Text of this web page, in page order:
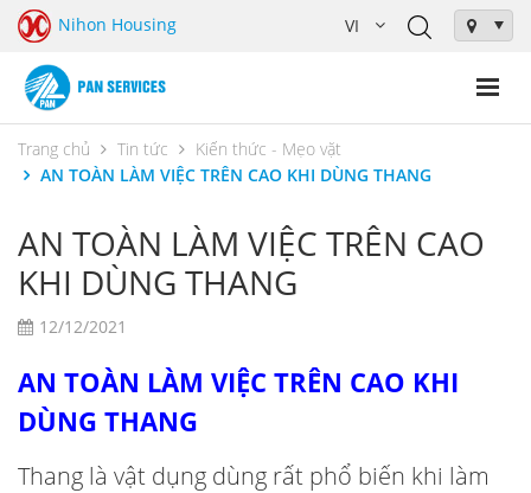
Nihon Housing
Trang chủ Tin tức
Kiến thức - Mẹo vặt
AN TOÀN LÀM VIỆC TRÊN CAO KHI DÙNG THANG
AN TOÀN LÀM VIỆC TRÊN CAO
KHI DÙNG THANG
12/12/2021
AN TOÀN LÀM VIỆC TRÊN CAO KHI
DÙNG THANG
Thang là vật dụng dùng rất phổ biến khi làm